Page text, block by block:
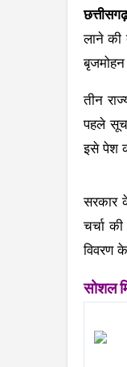
लाने की
तीन
पहले
इसे पेश
सरकार
चर्चा
विवरण
सोशल